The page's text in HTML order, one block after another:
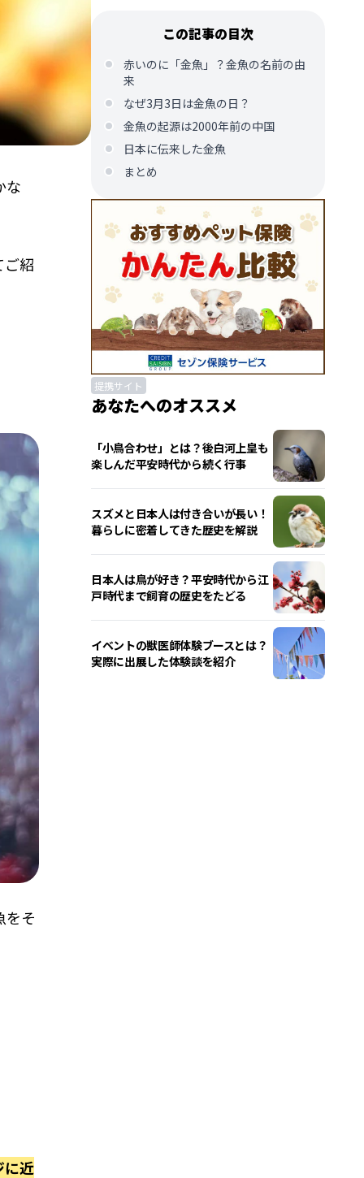
な
ご紹
をそ
に近
この記事の目次
赤いのに「金魚」？金魚の名前の由
来
なぜ3月3日は金魚の日？
金魚の起源は2000年前の中国
日本に伝来した金魚
まとめ
提携サイト
あなたへのオススメ
「小鳥合わせ」とは？後白河上皇も
楽しんだ平安時代から続く行事
スズメと日本人は付き合いが長い！
暮らしに密着してきた歴史を解説
日本人は鳥が好き？平安時代から江
戸時代まで飼育の歴史をたどる
イベントの獣医師体験ブースとは？
実際に出展した体験談を紹介